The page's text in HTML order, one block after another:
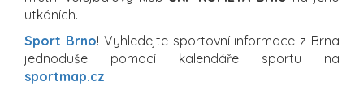
utkáních.
Sport Brno! Vyhledejte sportovní informace z Brna
jednoduše pomocí kalendáře sportu na
sportmap.cz.